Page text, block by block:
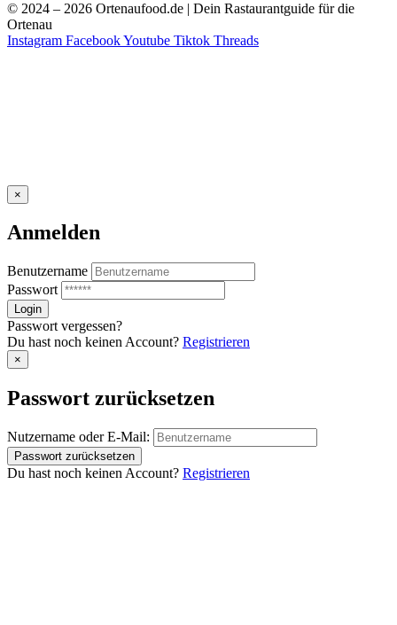
© 2024 – 2026 Ortenaufood.de | Dein Rastaurantguide für die
Ortenau
Instagram FacebookYoutube Tiktok Threads
×
Anmelden
Benutzername
Passwort
Passwort vergessen?
Du hast noch keinen Account? Registrieren
×
Passwort zurücksetzen
Nutzername oder E-Mail:
Du hast noch keinen Account? Registrieren